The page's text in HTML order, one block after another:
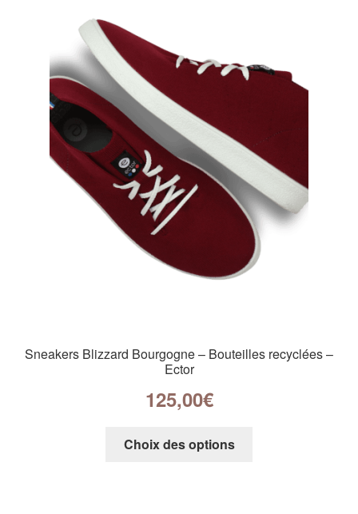
Sneakers Blizzard Bourgogne – Bouteilles recyclées –
Ector
125,00€
Choix des options